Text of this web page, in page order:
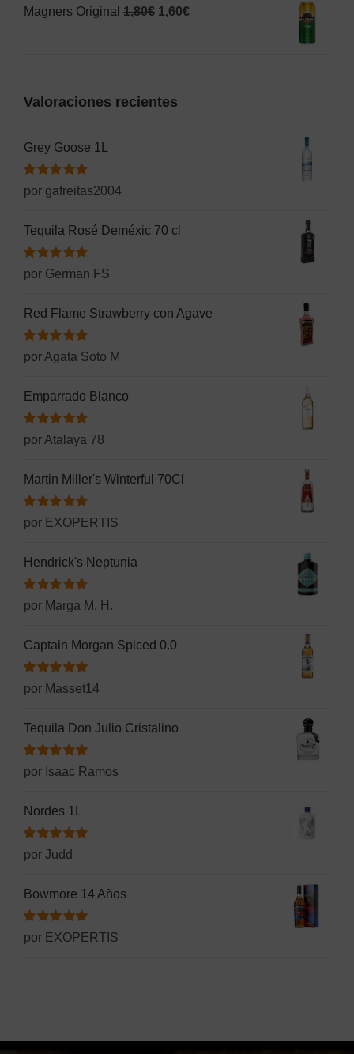
Magners Original 1,80€ El
1,80€.
1,60€El
Valoraciones recientes
Grey Goose 1L
Valorado
con
5de 5
por gafreitas2004
Tequila Rosé Deméxic 70 cl
Valorado
con
por German FS
Red Flame Strawberry con Agave
Valorado
con
de 5
por Agata Soto M
Emparrado Blanco
Valorado
con
por Atalaya 78
Martin Miller's Winterful 70Cl
Valorado
con
por EXOPERTIS
Hendrick's Neptunia
Valorado
con
por Marga M. H.
Captain Morgan Spiced 0.0
Valorado
con
por Masset14
Tequila Don Julio Cristalino
Valorado
con
por Isaac Ramos
Nordes 1L
Valorado
con
por Judd
Bowmore 14 Años
Valorado
con
por EXOPERTIS